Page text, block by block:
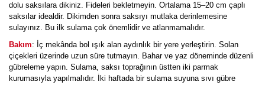
dolu saksılara dikiniz. Fideleri bekletmeyin. Ortalama 15–20 cm çaplı
saksılar idealdir. Dikimden sonra saksıyı mutlaka derinlemesine
sulayınız. Bu ilk sulama çok önemlidir ve atlanmamalıdır.
Bakım: İç mekânda bol ışık alan aydınlık bir yere yerleştirin. Solan
çiçekleri üzerinde uzun süre tutmayın. Bahar ve yaz döneminde düzenli
gübreleme yapın. Sulama, saksı toprağının üstten iki parmak
kurumasıyla yapılmalıdır. İki haftada bir sulama suyuna sıvı gübre